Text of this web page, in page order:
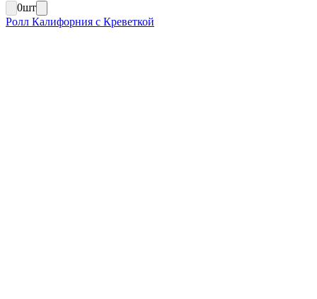
0шт
Ролл Калифорния с Креветкой